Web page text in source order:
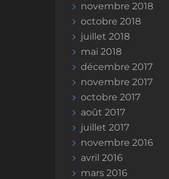
novembre 2018
octobre 2018
juillet 2018
mai 2018
décembre 2017
novembre 2017
octobre 2017
août 2017
juillet 2017
novembre 2016
avril 2016
mars 2016